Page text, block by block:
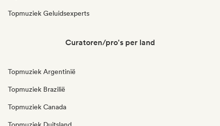
Topmuziek Geluidsexperts
Curatoren/pro's per land
Topmuziek Argentinië
Topmuziek Brazilië
Topmuziek Canada